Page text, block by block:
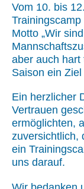
Vom 10. bis
Motto „Wir
aber auch hart
Saison ein
Ein herzlicher
Vertrauen
ermöglichten,
zuversichtlich,
ein
uns darauf.